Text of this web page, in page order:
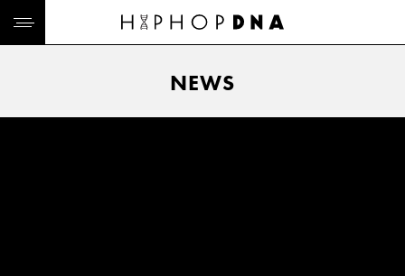
NEWS